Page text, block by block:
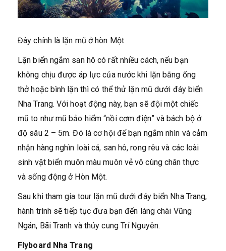
Đây chính là lặn mũ ở hòn Một
Lặn biển ngắm san hô có rất nhiều cách, nếu bạn
không chịu được áp lực của nước khi lặn bằng ống
thở hoặc bình lặn thì có thể thử lặn mũ dưới đáy biển
Nha Trang. Với hoạt động này, bạn sẽ đội một chiếc
mũ to như mũ bảo hiểm “nồi cơm điện” và bách bộ ở
độ sâu 2 – 5m. Đó là cơ hội để bạn ngắm nhìn và cảm
nhận hàng nghìn loài cá, san hô, rong rêu và các loài
sinh vật biển muôn màu muôn vẻ vô cùng chân thực
và sống động ở Hòn Một.
Sau khi tham gia tour lặn mũ dưới đáy biển Nha Trang,
hành trình sẽ tiếp tục đưa bạn đến làng chài Vũng
Ngán, Bãi Tranh và thủy cung Trí Nguyên.
Flyboard Nha Trang